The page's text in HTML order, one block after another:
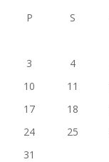
P
S
3
4
10
11
17
18
24
25
31